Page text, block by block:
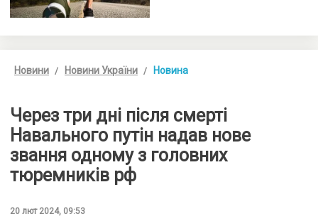
Новини Новини України Новина
Через три дні після смерті
Навального путін надав нове
звання одному з головних
тюремників рф
20 лют 2024, 09:53